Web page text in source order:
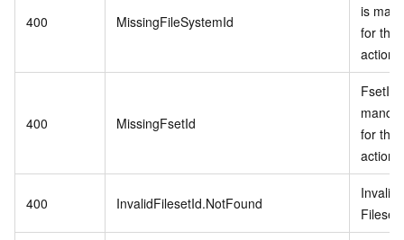
400 MissingFileSystemId
is
for this
action.
400 MissingFsetId
FsetId
for this
action.
400 InvalidFilesetId.NotFound
Invalid